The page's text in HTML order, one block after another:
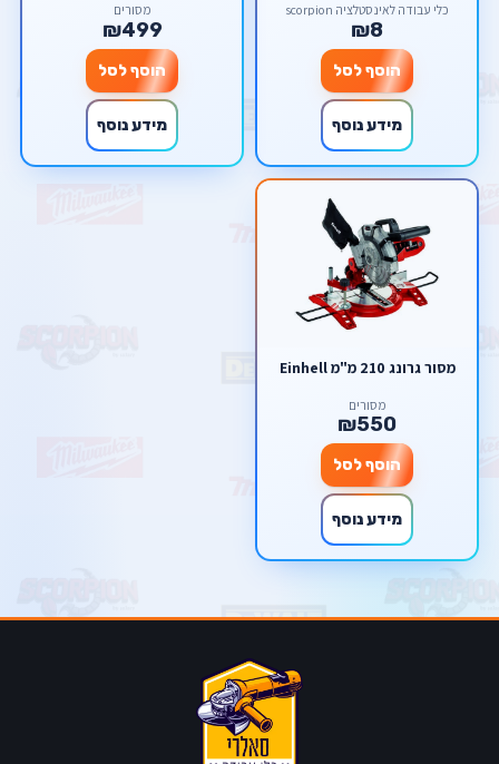
כלי עבודה לאינסטלציה scorpion
₪8
הוסף לסל
מידע נוסף
מסורים
₪499
הוסף לסל
מידע נוסף
מסור גרונג 210 מ"מ Einhell
מסורים
₪550
הוסף לסל
מידע נוסף